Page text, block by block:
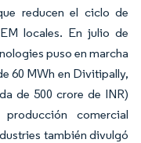
reducen el ciclo de
locales. En julio de
puso en marcha
60 MWh en Divitipally,
de 500 crore de INR)
comercial
también divulgó